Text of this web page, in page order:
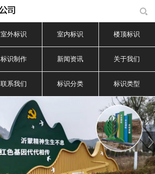
室外标识 室内标识 楼顶标识
标识制作 新闻资讯 关于我们
联系我们 标识分类 标识类型